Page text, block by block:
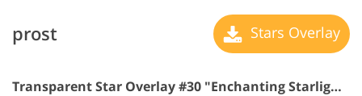
prost Stars Overlay
Transparent Star Overlay #30 "Enchanting Starlight"